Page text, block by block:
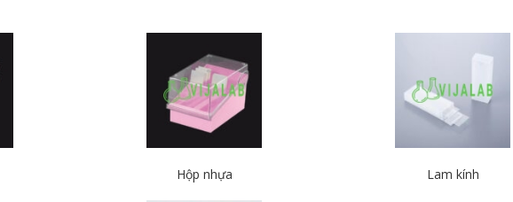
Hộp nhựa Lam kính